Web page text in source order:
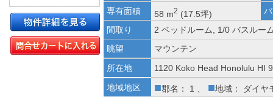
専有面積
58 m2 (17.5坪)
間取り
2 ベッドルーム, 1/0 バスルー
眺望
マウンテン
所在地
1120 Koko Head Honolulu HI
地域地区
■郡名： 1 、 ■地域： ダイヤ